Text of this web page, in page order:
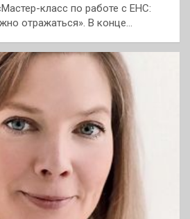
класс по работе с ЕНС:
отражаться». В конце…